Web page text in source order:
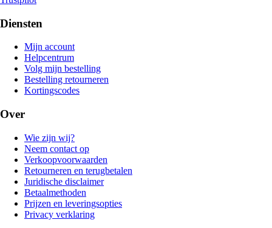
Diensten
Mijn account
Helpcentrum
Volg mijn bestelling
Bestelling retourneren
Kortingscodes
Over
Wie zijn wij?
Neem contact op
Verkoopvoorwaarden
Retourneren en terugbetalen
Juridische disclaimer
Betaalmethoden
Prijzen en leveringsopties
Privacy verklaring